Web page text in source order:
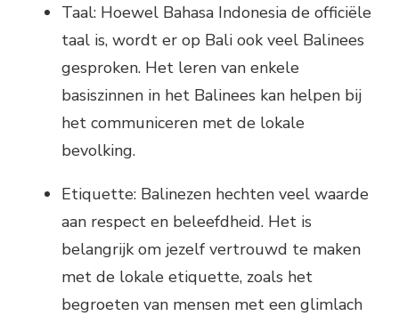
Taal: Hoewel Bahasa Indonesia de officiële
taal is, wordt er op Bali ook veel Balinees
gesproken. Het leren van enkele
basiszinnen in het Balinees kan helpen bij
het communiceren met de lokale
bevolking.
Etiquette: Balinezen hechten veel waarde
aan respect en beleefdheid. Het is
belangrijk om jezelf vertrouwd te maken
met de lokale etiquette, zoals het
begroeten van mensen met een glimlach